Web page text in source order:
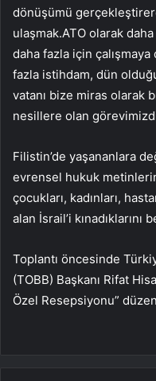
dönüşümü
ulaşmak.ATO olarak
daha fazla için
fazla istihdam, dün
vatanı bize miras olarak
nesillere olan
Filistin’de yaşananlara
evrensel hukuk
çocukları, kadınları,
alan İsrail’i kınadıklarını
Toplantı öncesinde
(TOBB) Başkanı Rifat
Özel Resepsiyonu”